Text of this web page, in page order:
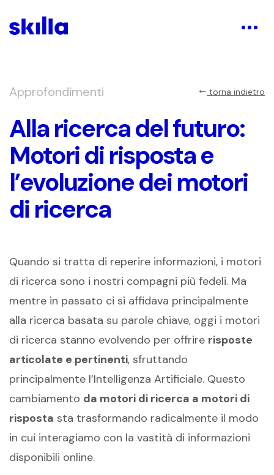
Approfondimenti torna indietro
Alla ricerca del futuro:
Motori di risposta e
l’evoluzione dei motori
di ricerca
Quando si tratta di reperire informazioni, i motori
di ricerca sono i nostri compagni più fedeli. Ma
mentre in passato ci si affidava principalmente
alla ricerca basata su parole chiave, oggi i motori
di ricerca stanno evolvendo per offrire risposte
articolate e pertinenti, sfruttando
principalmente l’Intelligenza Artificiale. Questo
cambiamento da motori di ricerca a motori di
risposta sta trasformando radicalmente il modo
in cui interagiamo con la vastità di informazioni
disponibili online.